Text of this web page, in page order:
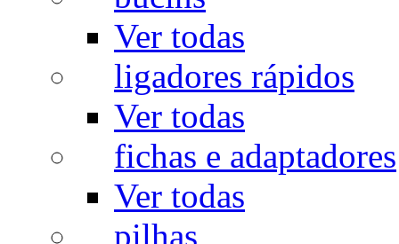
Ver todas
ligadores rápidos
Ver todas
fichas e adaptadores
Ver todas
pilhas